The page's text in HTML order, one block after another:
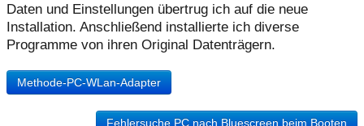
Daten und Einstellungen übertrug ich auf die neue
Installation. Anschließend installierte ich diverse
Programme von ihren Original Datenträgern.
Methode-PC-WLan-Adapter
Fehlersuche PC nach Bluescreen beim Booten